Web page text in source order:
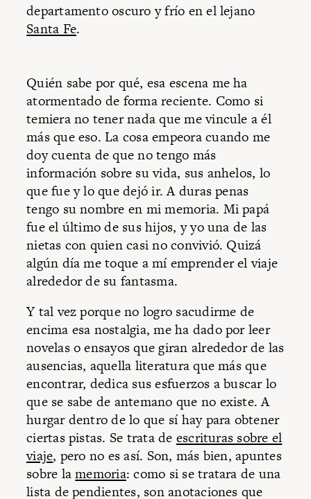
departamento oscuro y frío en el lejano
Santa Fe.
Quién sabe por qué, esa escena me ha
atormentado de forma reciente. Como si
temiera no tener nada que me vincule a él
más que eso. La cosa empeora cuando me
doy cuenta de que no tengo más
información sobre su vida, sus anhelos, lo
que fue y lo que dejó ir. A duras penas
tengo su nombre en mi memoria. Mi papá
fue el último de sus hijos, y yo una de las
nietas con quien casi no convivió. Quizá
algún día me toque a mí emprender el viaje
alrededor de su fantasma.
Y tal vez porque no logro sacudirme de
encima esa nostalgia, me ha dado por leer
novelas o ensayos que giran alrededor de las
ausencias, aquella literatura que más que
encontrar, dedica sus esfuerzos a buscar lo
que se sabe de antemano que no existe. A
hurgar dentro de lo que sí hay para obtener
ciertas pistas. Se trata de escrituras sobre el
viaje, pero no es así. Son, más bien, apuntes
sobre lamemoria: como si se tratara de una
lista de pendientes, son anotaciones que